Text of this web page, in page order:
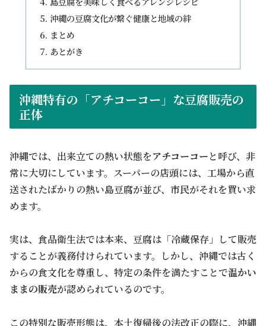
沖縄の豆腐文化が繋ぐ健康と地域の絆
まとめ
あとがき
沖縄特有の「アチコーコー」な豆腐販売の
正体
沖縄では、出来立ての熱い状態をアチコーコーと呼び、非
常に大切にしています。スーパーの店頭には、工場から直
送されたばかりの熱い島豆腐が並び、市民がそれを買い求
めます。
実は、食品衛生法では本来、豆腐は「冷蔵保存」して販売
することが義務付けられています。しかし、沖縄では古く
からの食文化を尊重し、特定の条件を満たすことで温かい
ままの販売が認められているのです。
この特別な販売形態は、本土復帰後の法改正の際に、沖縄